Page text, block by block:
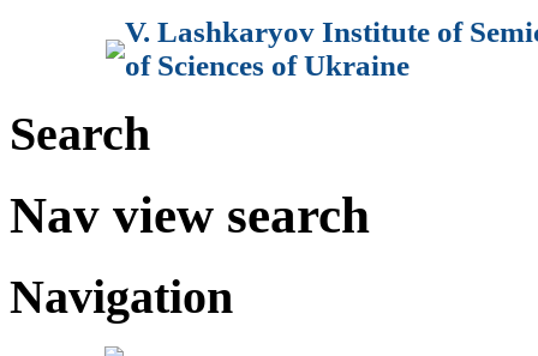
V. Lashkaryov Institute of
of Sciences of Ukraine
Search
Nav view search
Navigation